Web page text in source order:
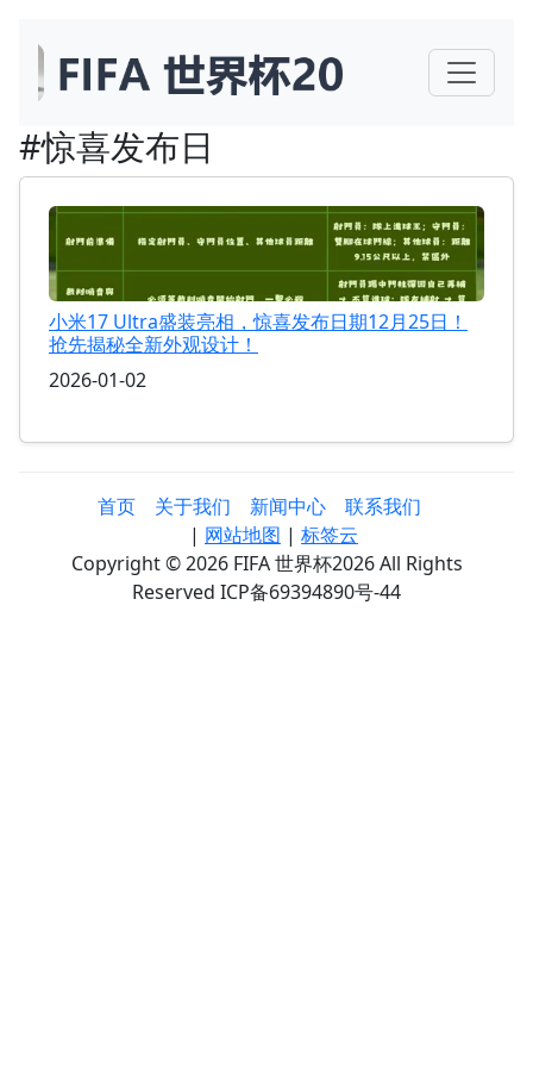
#惊喜发布日
小米17 Ultra盛装亮相，惊喜发布日期12月25日！
抢先揭秘全新外观设计！
2026-01-02
首页 关于我们 新闻中心
联系我们
| 网站地图 | 标签云
Copyright © 2026 FIFA 世界杯2026 All Rights
Reserved ICP备69394890号-44